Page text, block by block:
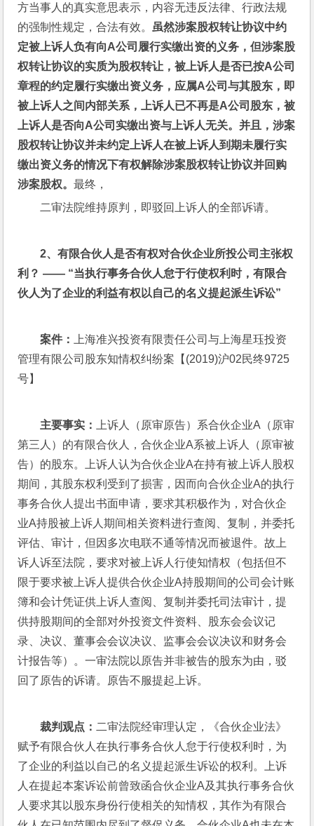
方当事人的真实意思表示，内容无违反法律、行政法规
的强制性规定，合法有效。 虽然涉案股权转让协议中约
定被上诉人负有向A公司履行实缴出资的义务，但涉案股
权转让协议的实质为股权转让，被上诉人是否已按A公司
章程的约定履行实缴出资义务，应属A公司与其股东，即
被上诉人之间内部关系，上诉人已不再是A公司股东，被
上诉人是否向A公司实缴出资与上诉人无关。并且，涉案
股权转让协议并未约定上诉人在被上诉人到期未履行实
缴出资义务的情况下有权解除涉案股权转让协议并回购
涉案股权。最终，
二审法院维持原判，即驳回上诉人的全部诉请。
2、有限合伙人是否有权对合伙企业所投公司主张权
利？ —— “当执行事务合伙人怠于行使权利时，有限合
伙人为了企业的利益有权以自己的名义提起派生诉讼”
案件：
上海准兴投资有限责任公司与上海星珏投资
管理有限公司股东知情权纠纷案【(2019)沪02民终9725
号】
主要事实：
上诉人（原审原告）系合伙企业A（原审
第三人）的有限合伙人，合伙企业A系被上诉人（原审被
告）的股东。上诉人认为合伙企业A在持有被上诉人股权
期间，其股东权利受到了损害，因而向合伙企业A的执行
事务合伙人提出书面申请，要求其积极作为，对合伙企
业A持股被上诉人期间相关资料进行查阅、复制，并委托
评估、审计，但因多次电联不通等情况而被退件。故上
诉人诉至法院，要求对被上诉人行使知情权（包括但不
限于要求被上诉人提供合伙企业A持股期间的公司会计账
簿和会计凭证供上诉人查阅、复制并委托司法审计，提
供持股期间的全部对外投资文件资料、股东会会议记
录、决议、董事会会议决议、监事会会议决议和财务会
计报告等）。一审法院以原告并非被告的股东为由，驳
回了原告的诉请。原告不服提起上诉。
裁判观点： 二审法院经审理认定，《合伙企业法》
赋予有限合伙人在执行事务合伙人怠于行使权利时，为
了企业的利益以自己的名义提起派生诉讼的权利。上诉
人在提起本案诉讼前曾致函合伙企业A及其执行事务合伙
人要求其以股东身份行使相关的知情权，其作为有限合